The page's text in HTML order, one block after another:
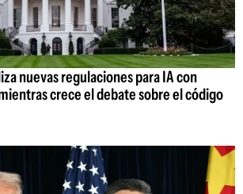
nuevas regulaciones para IA con
crece el debate sobre el código